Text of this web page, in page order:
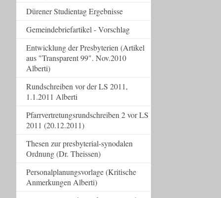
Dürener Studientag Ergebnisse
Gemeindebriefartikel - Vorschlag
Entwicklung der Presbyterien (Artikel
aus "Transparent 99". Nov.2010
Alberti)
Rundschreiben vor der LS 2011,
1.1.2011 Alberti
Pfarrvertretungsrundschreiben 2 vor LS
2011 (20.12.2011)
Thesen zur presbyterial-synodalen
Ordnung (Dr. Theissen)
Personalplanungsvorlage (Kritische
Anmerkungen Alberti)